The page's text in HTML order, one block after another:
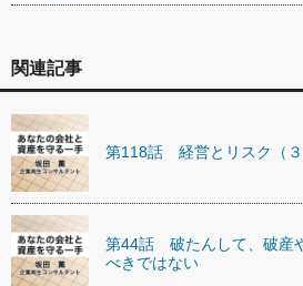
関連記事
第118話 経営とリスク（３
第44話 破たんして、破産
べきではない